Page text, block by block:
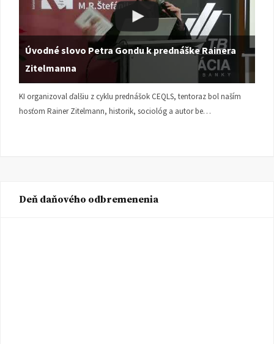
Úvodné slovo Petra Gondu k prednáške Rainera
Zitelmanna
KI organizoval ďalšiu z cyklu prednášok CEQLS, tentoraz bol naším
hosťom Rainer Zitelmann, historik, sociológ a autor be…
Deň daňového odbremenenia